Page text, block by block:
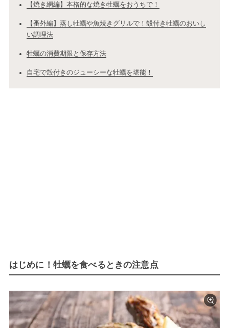
【焼き網編】本格的な焼き牡蠣をおうちで！
【番外編】蒸し牡蠣や魚焼きグリルで！殻付き牡蠣のおいし
い調理法
牡蠣の消費期限と保存方法
自宅で殻付きのジューシーな牡蠣を堪能！
はじめに！牡蠣を食べるときの注意点